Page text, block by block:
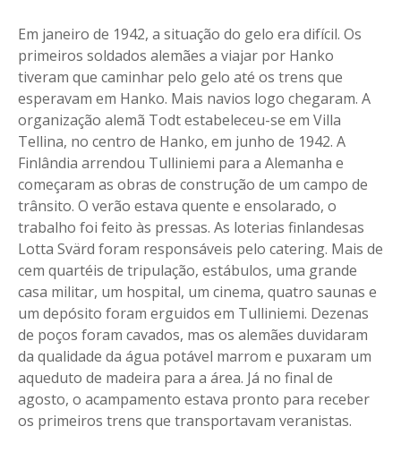
Em janeiro de 1942, a situação do gelo era difícil. Os
primeiros soldados alemães a viajar por Hanko
tiveram que caminhar pelo gelo até os trens que
esperavam em Hanko. Mais navios logo chegaram. A
organização alemã Todt estabeleceu-se em Villa
Tellina, no centro de Hanko, em junho de 1942. A
Finlândia arrendou Tulliniemi para a Alemanha e
começaram as obras de construção de um campo de
trânsito. O verão estava quente e ensolarado, o
trabalho foi feito às pressas. As loterias finlandesas
Lotta Svärd foram responsáveis pelo catering. Mais de
cem quartéis de tripulação, estábulos, uma grande
casa militar, um hospital, um cinema, quatro saunas e
um depósito foram erguidos em Tulliniemi. Dezenas
de poços foram cavados, mas os alemães duvidaram
da qualidade da água potável marrom e puxaram um
aqueduto de madeira para a área. Já no final de
agosto, o acampamento estava pronto para receber
os primeiros trens que transportavam veranistas.